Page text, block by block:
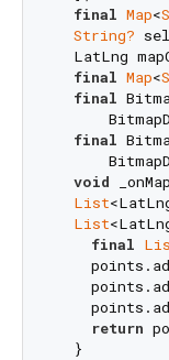
final Map<
String?
LatLng
final Map<
final
final
void
List
List
final
return
  }